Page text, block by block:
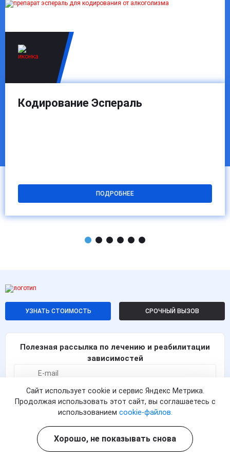
адаптации организм стабилизируется. Если
употребление алкоголя, состояние быстро
нормализуется и остается стабильным.
Кодирование Эспераль
ПОДРОБНЕЕ
УЗНАТЬ СТОИМОСТЬ СРОЧНЫЙ ВЫЗОВ
Полезная рассылка по лечению и реабилитации
зависимостей
ПОДПИСАТЬСЯ
Согласен сполитикой о конфиденциальности
обработку персональных данных
Сайт использует cookie и сервис Яндекс Метрика.
Продолжая использовать этот сайт, вы соглашаетесь с
использованием cookie-файлов.
Хорошо, не показывать снова